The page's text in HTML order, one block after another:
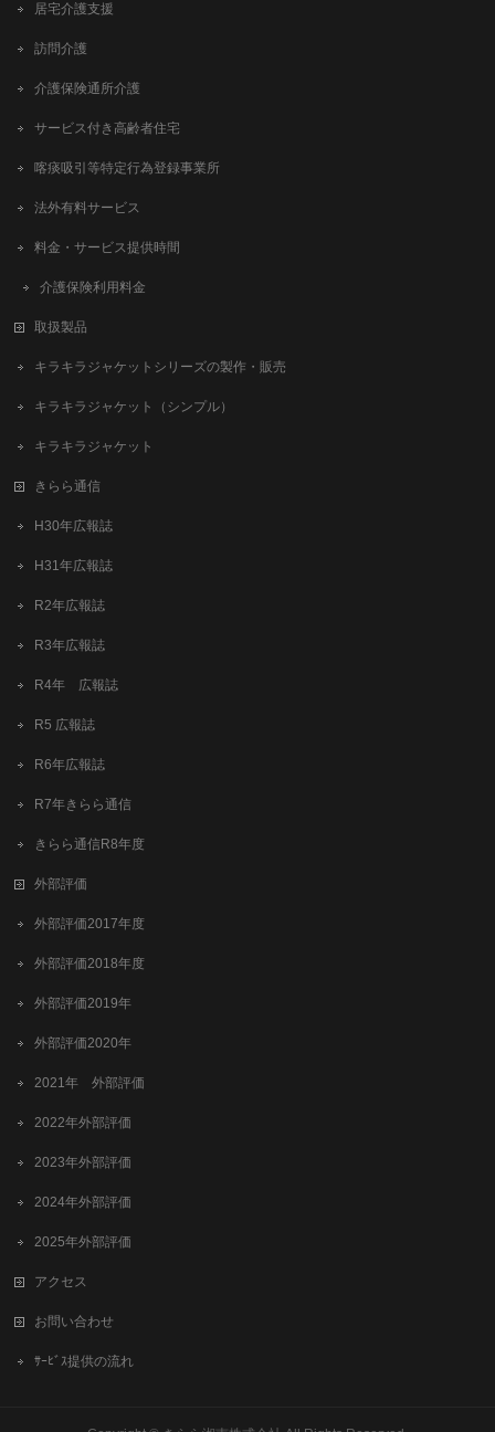
居宅介護支援
訪問介護
介護保険通所介護
サービス付き高齢者住宅
喀痰吸引等特定行為登録事業所
法外有料サービス
料金・サービス提供時間
介護保険利用料金
取扱製品
キラキラジャケットシリーズの製作・販売
キラキラジャケット（シンプル）
キラキラジャケット
きらら通信
H30年広報誌
H31年広報誌
R2年広報誌
R3年広報誌
R4年 広報誌
R5 広報誌
R6年広報誌
R7年きらら通信
きらら通信R8年度
外部評価
外部評価2017年度
外部評価2018年度
外部評価2019年
外部評価2020年
2021年 外部評価
2022年外部評価
2023年外部評価
2024年外部評価
2025年外部評価
アクセス
お問い合わせ
ｻｰﾋﾞｽ提供の流れ